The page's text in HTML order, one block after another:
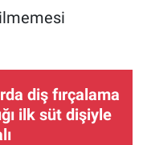
diş fırçalama
ilk süt dişiyle